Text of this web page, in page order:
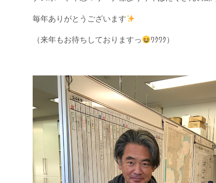
毎年ありがとうございます
（来年もお待ちしておりますっ ﾜｸﾜｸ）